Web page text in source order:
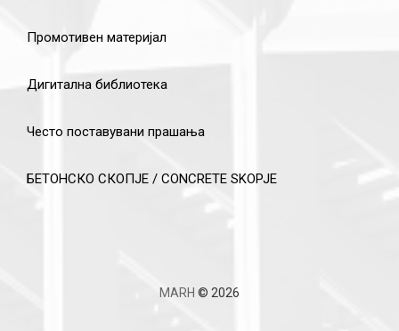
Промотивен материјал
Дигитална библиотека
Често поставувани прашања
БЕТОНСКО СКОПЈЕ / CONCRETE SKOPJE
MARH © 2026